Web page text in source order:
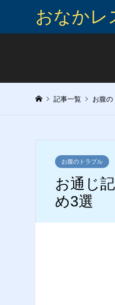
おなかレ
記事一覧 お腹の
お腹のトラブル
お通じ
め3選